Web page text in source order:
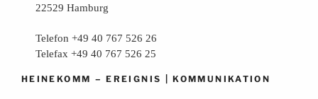
22529 Hamburg
Telefon +49 40 767 526 26
Telefax +49 40 767 526 25
HEINEKOMM –EREIGNIS |KOMMUNIKATION